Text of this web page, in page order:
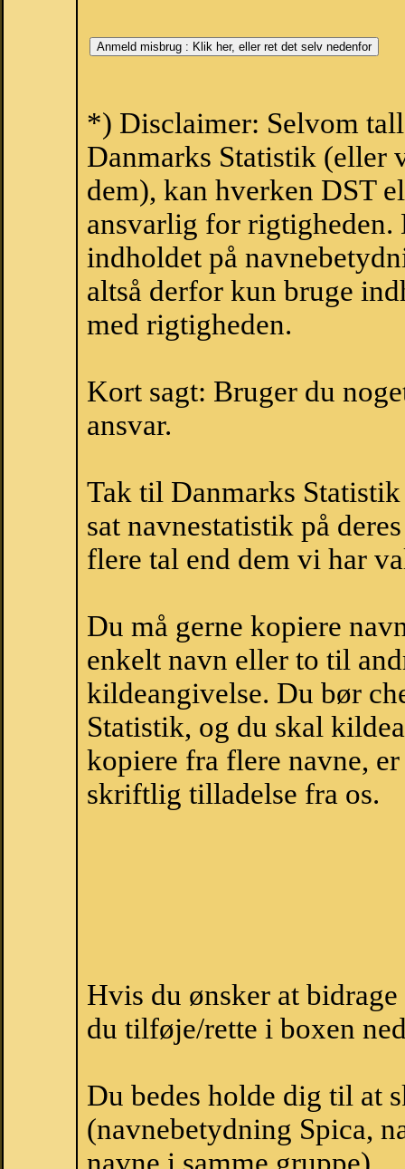
*) Disclaimer: Selvom
Danmarks Statistik (eller
dem), kan hverken DST
ansvarlig for
indholdet på
altså derfor kun bruge
med rigtigheden.
Kort sagt: Bruger du
ansvar.
Tak til Danmarks
sat navnestatistik på
flere tal end dem vi har
Du må gerne kopiere
enkelt navn eller to til
kildeangivelse. Du bør
Statistik, og du skal
kopiere fra flere navne,
skriftlig tilladelse fra os.
Hvis du ønsker at
du tilføje/rette i boxen
Du bedes holde dig til at
(navnebetydning Spica,